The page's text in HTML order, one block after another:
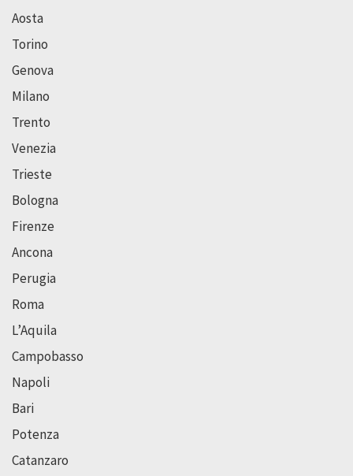
Aosta
Torino
Genova
Milano
Trento
Venezia
Trieste
Bologna
Firenze
Ancona
Perugia
Roma
L’Aquila
Campobasso
Napoli
Bari
Potenza
Catanzaro